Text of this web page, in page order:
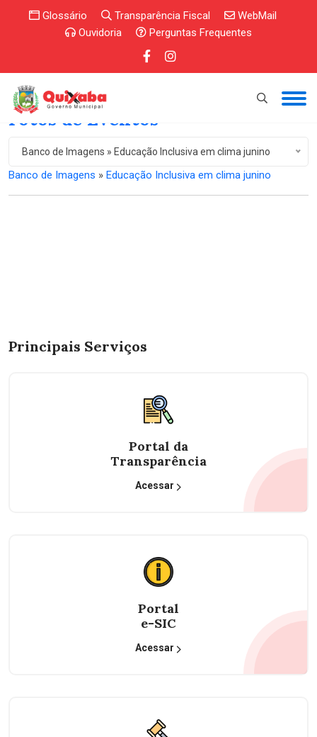
Glossário Transparência Fiscal
WebMail
Ouvidoria
Perguntas Frequentes
Fotos de Eventos
Banco de Imagens » Educação Inclusiva em clima junino
Banco de Imagens » Educação Inclusiva em clima junino
Principais Serviços
Portal da
Transparência
Acessar
Portal
e-SIC
Acessar